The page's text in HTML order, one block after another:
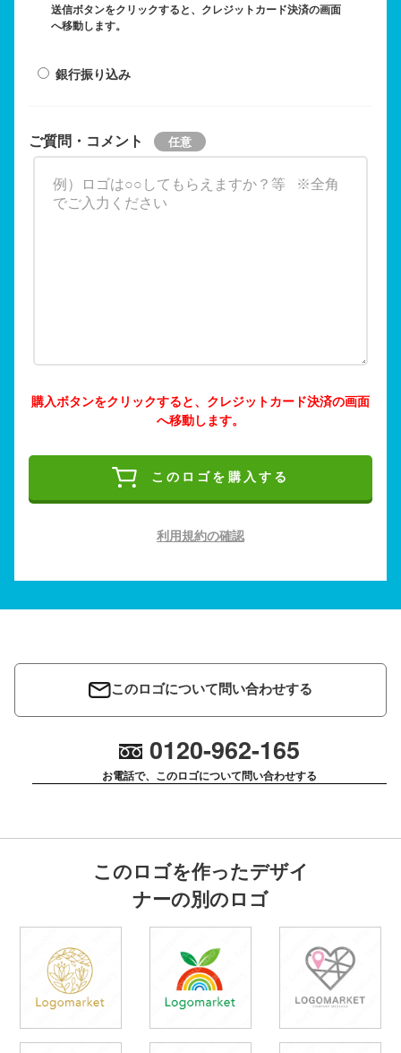
送信ボタンをクリックすると、クレジットカード決済の画面
へ移動します。
銀行振り込み
ご質問・コメント
購入ボタンをクリックすると、クレジットカード決済の画面
へ移動します。
このロゴを購入する
利用規約の確認
このロゴについて問い合わせする
0120-962-165
お電話で、このロゴについて問い合わせする
このロゴを作ったデザイ
ナーの別のロゴ